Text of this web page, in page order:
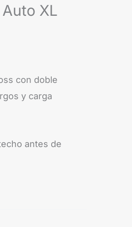
XL
con doble
y carga
antes de